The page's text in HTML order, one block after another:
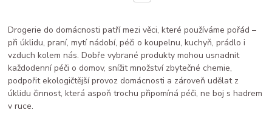
Drogerie do domácnosti patří mezi věci, které používáme pořád –
při úklidu, praní, mytí nádobí, péči o koupelnu, kuchyň, prádlo i
vzduch kolem nás. Dobře vybrané produkty mohou usnadnit
každodenní péči o domov, snížit množství zbytečné chemie,
podpořit ekologičtější provoz domácnosti a zároveň udělat z
úklidu činnost, která aspoň trochu připomíná péči, ne boj s hadrem
v ruce.